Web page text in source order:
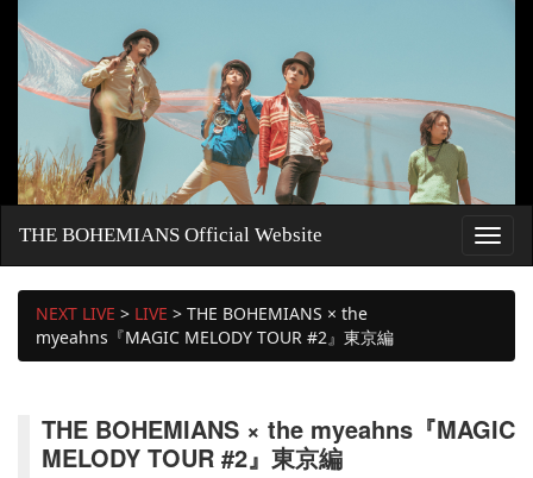
THE BOHEMIANS Official Website
NEXT LIVE > LIVE > THE BOHEMIANS × the
myeahns『MAGIC MELODY TOUR #2』東京編
THE BOHEMIANS × the myeahns『MAGIC
MELODY TOUR #2』東京編